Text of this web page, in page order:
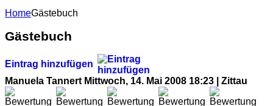
HomeGästebuch
Gästebuch
Eintrag hinzufügen
Manuela Tannert Mittwoch, 14. Mai 2008 18:23 | Zittau